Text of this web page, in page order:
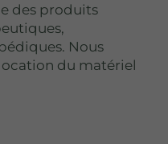
des produits
Nous
du matériel